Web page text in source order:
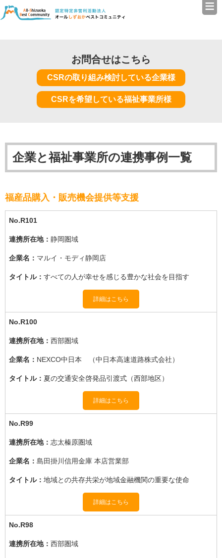
認定特定非営利活動法人（
≡
お問合せはこちら
CSRの取り組み検討している企業様
CSRを希望している福祉事業所様
企業と福祉事業所の連携事例一覧
福産品購入・販売機会提供等支援
R101
静岡圏域
マルイ・モディ静岡店
すべての人が幸せを感じる豊かな社会を目指す
詳細はこちら
R100
西部圏域
NEXCO中日本 （中日本高速道路株式会社）
夏の交通安全啓発品引渡式（西部地区）
詳細はこちら
R99
志太榛原圏域
島田掛川信用金庫 本店営業部
地域との共存共栄が地域金融機関の重要な使命
詳細はこちら
R98
西部圏域